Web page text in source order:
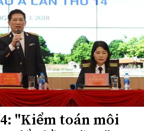
"Kiểm toán môi